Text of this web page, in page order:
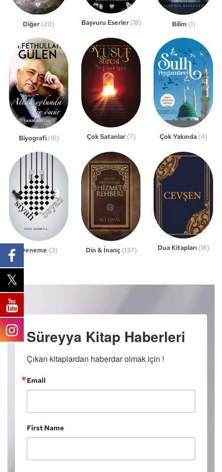
Diğer (20) Başvuru Eserler (18) Bilim (1)
Biyografi (16) Çok Satanlar (7) Çok Yakında (4)
Deneme (3) Din & İnanç (137) Dua Kitapları (18)
Süreyya Kitap Haberleri
Çıkan kitaplardan haberdar olmak için !
Email
First Name